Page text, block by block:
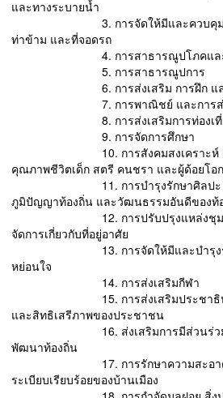
และทางระบายน้ำ
3. การจัดให้มีและควบคุมตลา
ท่าข้าม และที่จอดรถ
4. การสาธารณูปโภคและกา
5. การสาธารณูปการ
6. การส่งเสริม การฝึก และป
7. การพาณิชย์ และการส่งเส
8. การส่งเสริมการท่องเที่
9. การจัดการศึกษา
10. การสังคมสงเคราะห์ แล
คุณภาพชีวิตเด็ก สตรี คนชรา และผู้ด้อยโอ
11. การบํารุงรักษาศิลปะ จา
ภูมิปัญญาท้องถิ่น และวัฒนธรรมอันดีของท้
12. การปรับปรุงแหล่งชุมชน
จัดการเกี่ยวกับที่อยู่อาศัย
13. การจัดให้มีและบํารุงรักษ
หย่อนใจ
14. การส่งเสริมกีฬา
15. การส่งเสริมประชาธิปไต
และสิทธิเสรีภาพของประชาชน
16. ส่งเสริมการมีส่วนร่วมขอ
พัฒนาท้องถิ่น
17. การรักษาความสะอาดแ
ระเบียบเรียบร้อยของบ้านเมือง